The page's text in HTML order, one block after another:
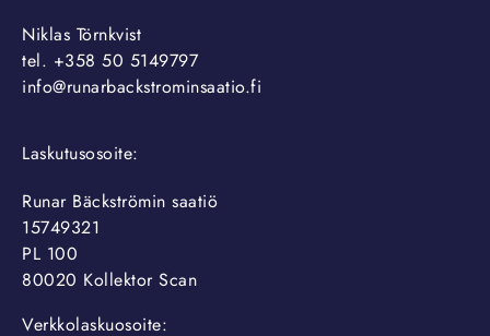
Niklas Törnkvist
tel. +358 50 5149797
info@runarbackstrominsaatio.fi
Laskutusosoite:
Runar Bäckströmin saatiö
15749321
PL 100
80020 Kollektor Scan
Verkkolaskuosoite: